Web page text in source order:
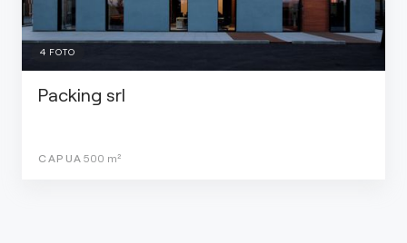
4 FOTO
Packing srl
CAPUA 500 m²